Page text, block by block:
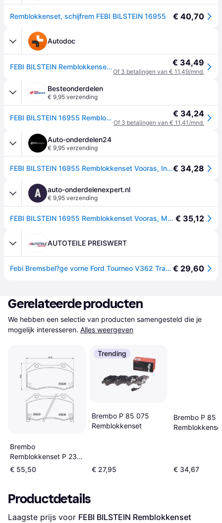
Remblokkenset, schijfrem FEBI BILSTEIN 16955 € 40,70
Autodoc
FEBI BILSTEIN Remblokkenset FORD 16955 2005987,2391870,2511669 BK212K021AB,2006028,BK212K021AA,BK312K021AC,BK312K021AE,1763915,1916326,2162266 € 34,49
Of 3 betalingen van € 11,49/mnd.
Besteonderdelen
€ 9,95 verzending
FEBI BILSTEIN 16955 Remblokkenset Vooras, Incl. slijtage waarschuwingscontact, Met bevestigingsmatriaal € 34,24
Of 3 betalingen van € 11,41/mnd.
Auto-onderdelen24
€ 9,95 verzending
FEBI BILSTEIN 16955 Remblokkenset Vooras, Incl. slijtage waarschuwingscontact, Met bevestigingsmatriaal€ 34,28
A auto-onderdelenexpert.nl
€ 9,95 verzending
FEBI BILSTEIN 16955 Remblokkenset Vooras, Met bevestigingsmatriaal € 35,12
AUTOTEILE PREISWERT
Febi Bremsbel?ge vorne Ford Tourneo V362 Transit V362 € 29,60
Gerelateerde producten
We hebben een selectie van producten samengesteld die je
mogelijk interesseren. Alles weergeven
Brembo
Remblokkenset P 23
182 Met Akoestische
Slijtagewaarschuwing
€ 55,50
Trending
Brembo P 85 075
Remblokkenset
€ 27,95
Brembo P 85
€ 34,67
Productdetails
Laagste prijs voor FEBI BILSTEIN Remblokkenset